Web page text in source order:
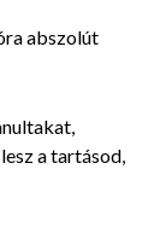
abszolút
a tartásod,